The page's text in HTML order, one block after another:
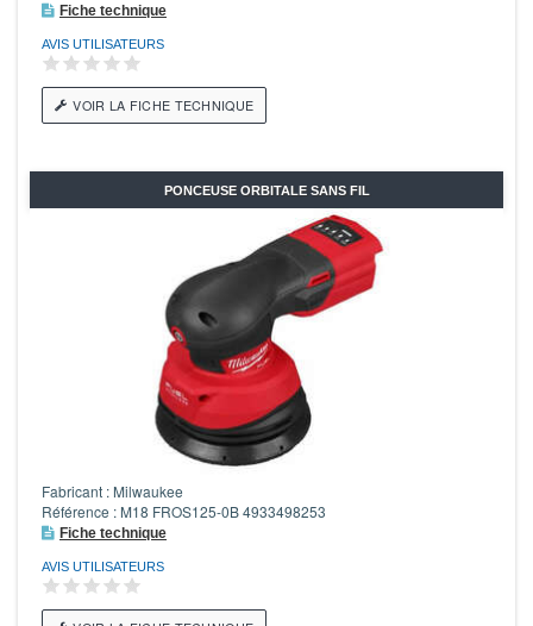
Fiche technique
AVIS UTILISATEURS
VOIR LA FICHE TECHNIQUE
PONCEUSE ORBITALE SANS FIL
Fabricant : Milwaukee
Référence : M18 FROS125-0B 4933498253
Fiche technique
AVIS UTILISATEURS